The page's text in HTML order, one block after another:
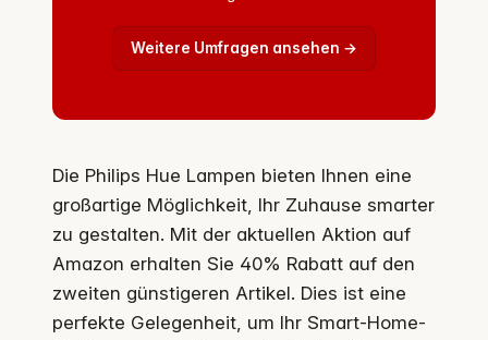
Weitere Umfragen ansehen →
Die Philips Hue Lampen bieten Ihnen eine
großartige Möglichkeit, Ihr Zuhause smarter
zu gestalten. Mit der aktuellen Aktion auf
Amazon erhalten Sie 40% Rabatt auf den
zweiten günstigeren Artikel. Dies ist eine
perfekte Gelegenheit, um Ihr Smart-Home-